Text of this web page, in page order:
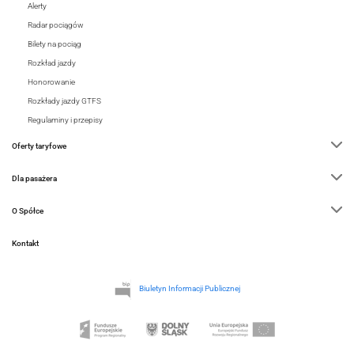
Alerty
Radar pociągów
Bilety na pociąg
Rozkład jazdy
Honorowanie
Rozkłady jazdy GTFS
Regulaminy i przepisy
Oferty taryfowe
Dla pasażera
O Spółce
Kontakt
Biuletyn Informacji Publicznej